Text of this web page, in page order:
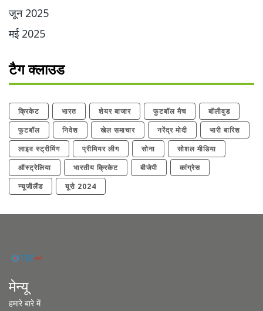
जून 2025
मई 2025
टैग क्लाउड
क्रिकेट भारत शेयर बाजार फुटबॉल मैच
बॉलीवुड
फुटबॉल
निवेश खेल समाचार नरेंद्र मोदी
भारी बारिश
लाइव स्ट्रीमिंग
प्रीमियर लीग सोना
सोशल मीडिया
ऑस्ट्रेलिया
भारतीय क्रिकेट बीजेपी
कांग्रेस
न्यूजीलैंड
यूरो 2024
मेन्यू
हमारे बारे में